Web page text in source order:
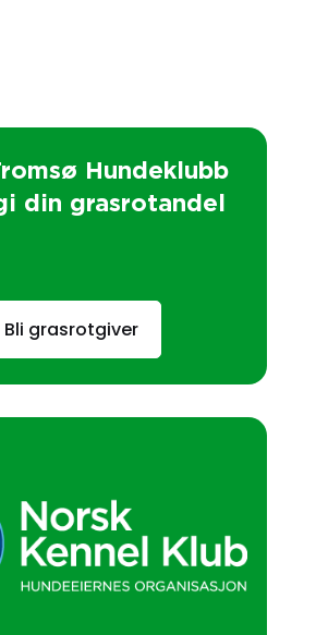
Hundeklubb
din grasrotandel
Bli grasrotgiver